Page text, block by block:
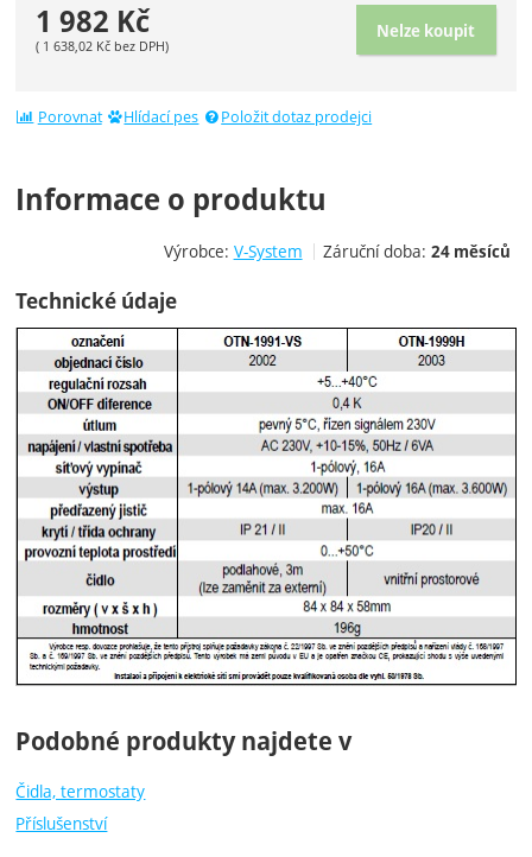
1 982 Kč
( 1 638,02 Kč bez DPH)
Nelze koupit
Porovnat Hlídací pes Položit dotaz prodejci
Informace o produktu
Výrobce: V-System Záruční doba: 24 měsíců
Technické údaje
Podobné produkty najdete v
Čidla, termostaty
Příslušenství